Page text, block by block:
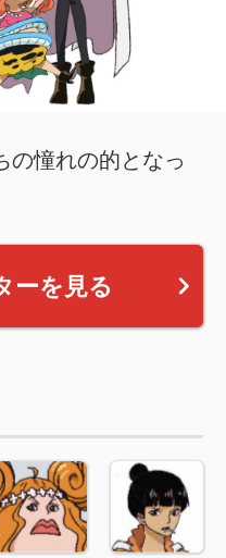
の憧れの的となっ
ーを見る